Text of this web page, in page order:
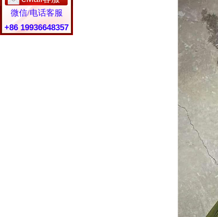
微信/电话客服
+86 19936648357